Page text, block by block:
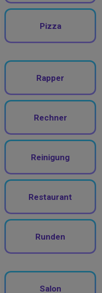
Pizza
Rapper
Rechner
Reinigung
Restaurant
Runden
Salon